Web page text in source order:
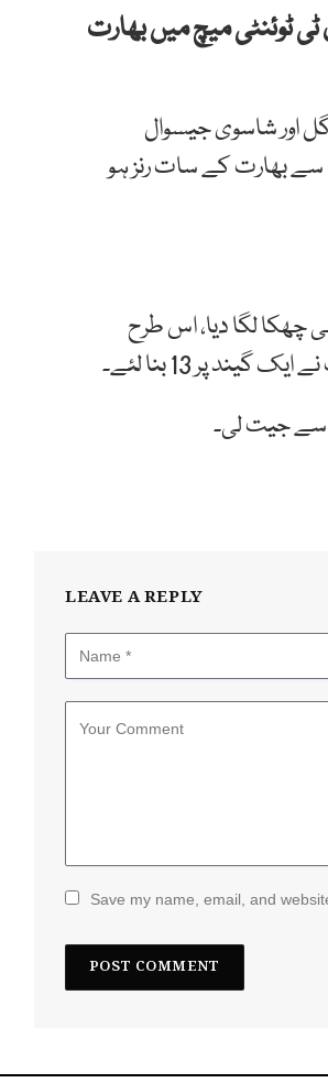
ٹوئنٹی میچ میں بھارت
اور شاسوی جیسوال
سے بھارت کے سات رنز ہو
چھکا لگا دیا، اس طرح
پر 13 بنا لئے۔
LEAVE A REPLY
Save my name, email, and